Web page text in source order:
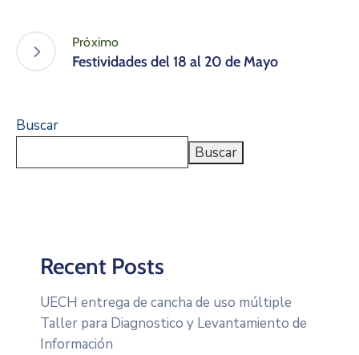
Próximo
Festividades del 18 al 20 de Mayo
Buscar
Buscar
Recent Posts
UECH entrega de cancha de uso múltiple
Taller para Diagnostico y Levantamiento de
Información